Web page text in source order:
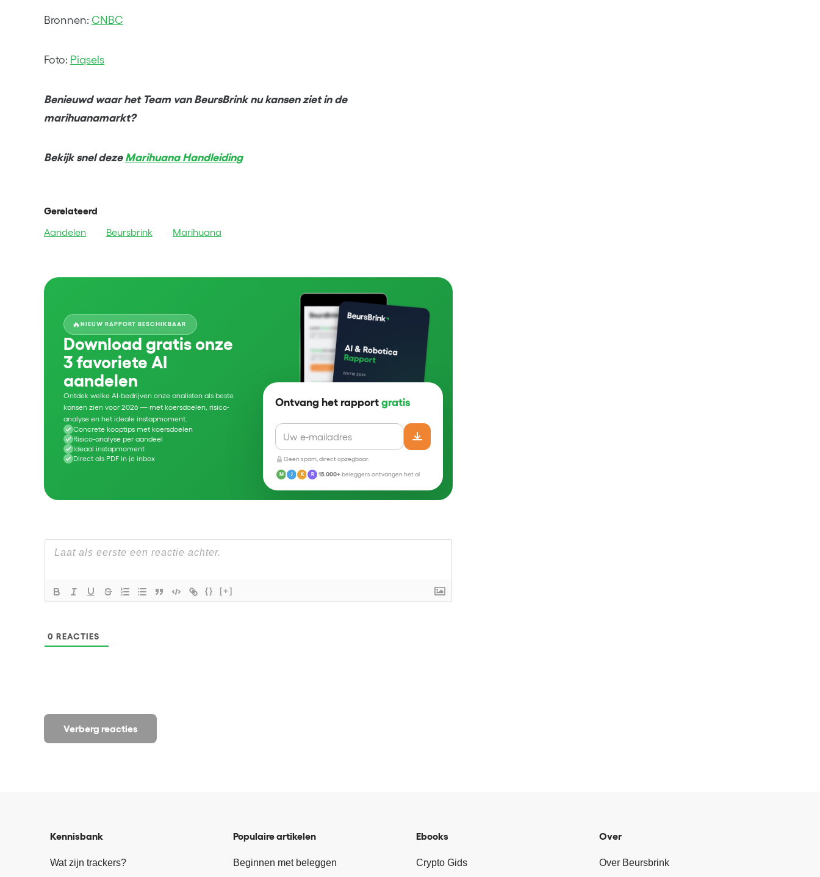
Bronnen: CNBC
Foto: Piqsels
Benieuwd waar het Team van BeursBrink nu kansen ziet in de
marihuanamarkt?
Bekijk snel deze Marihuana Handleiding
Gerelateerd
Aandelen
Beursbrink Marihuana
🔥NIEUW RAPPORT BESCHIKBAAR
Download gratis onze
3 favoriete AI
aandelen
Ontdek welke AI-bedrijven onze analisten als beste
kansen zien voor 2026 — met koersdoelen, risico-
analyse en het ideale instapmoment.
Concrete kooptips met koersdoelen
Risico-analyse per aandeel
Ideaal instapmoment
Direct als PDF in je inbox
Ontvang het rapport gratis
Geen spam, direct opzegbaar.
M J K R 15.000+beleggers ontvangen het al
Verberg reacties
{} [+]
0 REACTIES
Kennisbank
Wat zijn trackers?
Populaire artikelen
Beginnen met beleggen
Ebooks
Crypto Gids
Over
Over Beursbrink